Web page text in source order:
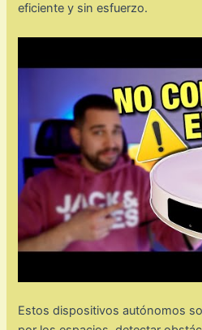
eficiente y sin esfuerzo.
Estos dispositivos autónomos